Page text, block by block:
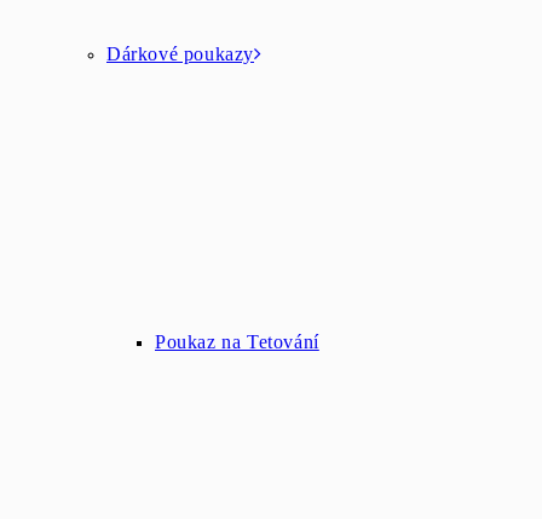
Dárkové poukazy
Poukaz na Tetování